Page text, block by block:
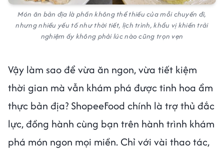
Món ăn bản địa là phần không thể thiếu của mỗi chuyến đi,
nhưng nhiều yếu tố như thời tiết, lịch trình, khẩu vị khiến trải
nghiệm ấy không phải lúc nào cũng trọn vẹn
Vậy làm sao để vừa ăn ngon, vừa tiết kiệm
thời gian mà vẫn khám phá được tinh hoa ẩm
thực bản địa? ShopeeFood chính là trợ thủ đắc
lực, đồng hành cùng bạn trên hành trình khám
phá món ngon mọi miền. Chỉ với vài thao tác,